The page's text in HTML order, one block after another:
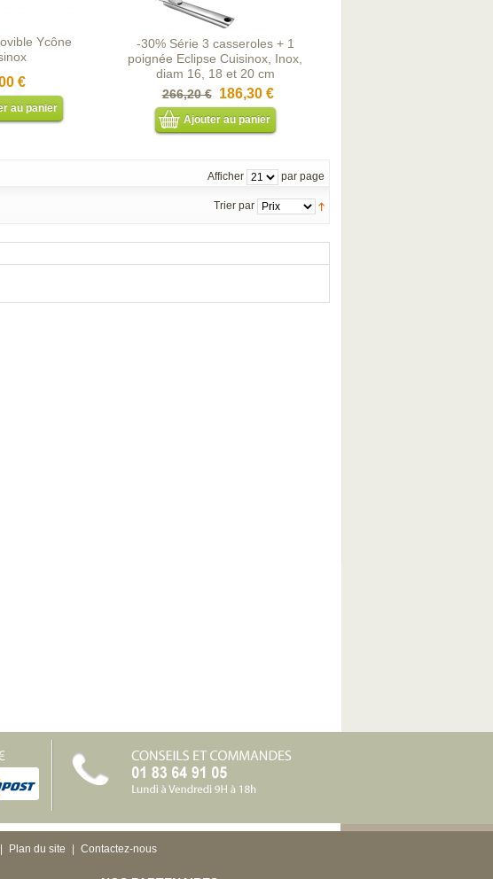
Ycône
€
au panier
-30% Série 3 casseroles + 1
poignée Eclipse Cuisinox, Inox,
diam 16, 18 et 20 cm
266,20 € 186,30 €
Ajouter au panier
Afficher par page
Trier par
Plan du site Contactez-nous